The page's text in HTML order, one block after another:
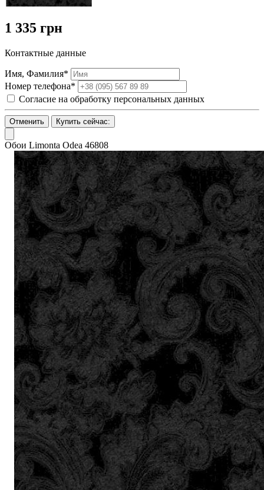
1 335 грн
Контактные данные
Имя, Фамилия*
Номер телефона*
Согласие на обработку персональных данных
Отменить Купить сейчас:
Обои Limonta Odea 46808